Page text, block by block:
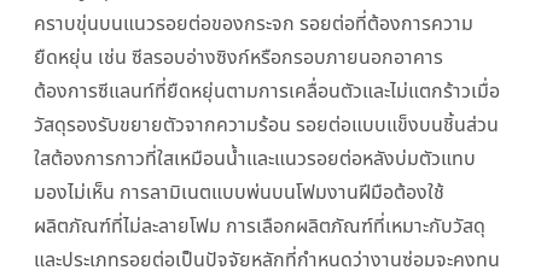
คราบขุ่นบนแนวรอยต่อของกระจก รอยต่อที่ต้องการความ
ยืดหยุ่น เช่น ซีลรอบอ่างซิงก์หรือกรอบภายนอกอาคาร
ต้องการซีแลนท์ที่ยืดหยุ่นตามการเคลื่อนตัวและไม่แตกร้าวเมื่อ
วัสดุรองรับขยายตัวจากความร้อน รอยต่อแบบแข็งบนชิ้นส่วน
ใสต้องการกาวที่ใสเหมือนน้ำและแนวรอยต่อหลังบ่มตัวแทบ
มองไม่เห็น การลามิเนตแบบพ่นบนโฟมงานฝีมือต้องใช้
ผลิตภัณฑ์ที่ไม่ละลายโฟม การเลือกผลิตภัณฑ์ที่เหมาะกับวัสดุ
และประเภทรอยต่อเป็นปัจจัยหลักที่กำหนดว่างานซ่อมจะคงทน